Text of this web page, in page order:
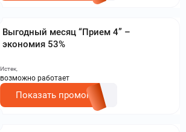
Выгодный месяц “Прием 4” –
экономия 53%
Истек,
возможно работает
Показать промокод